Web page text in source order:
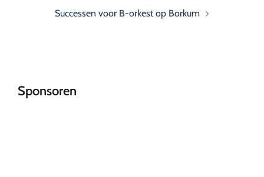
Successen voor B-orkest op Borkum
Sponsoren